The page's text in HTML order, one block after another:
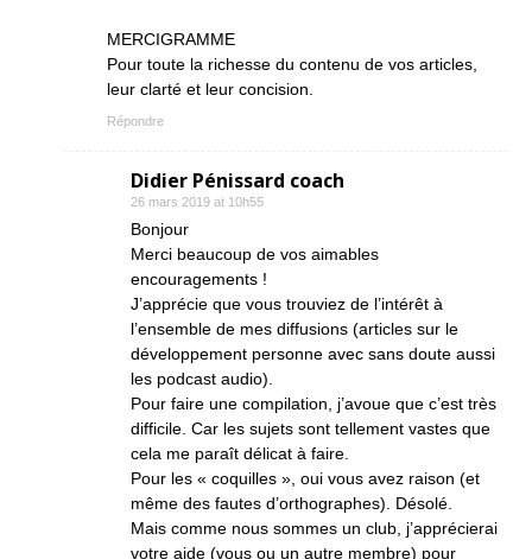
MERCIGRAMME
Pour toute la richesse du contenu de vos articles,
leur clarté et leur concision.
Répondre
Didier Pénissard coach
26 mars 2019 at 10h55
Bonjour
Merci beaucoup de vos aimables
encouragements !
J’apprécie que vous trouviez de l’intérêt à
l’ensemble de mes diffusions (articles sur le
développement personne avec sans doute aussi
les podcast audio).
Pour faire une compilation, j’avoue que c’est très
difficile. Car les sujets sont tellement vastes que
cela me paraît délicat à faire.
Pour les « coquilles », oui vous avez raison (et
même des fautes d’orthographes). Désolé.
Mais comme nous sommes un club, j’apprécierai
votre aide (vous ou un autre membre) pour